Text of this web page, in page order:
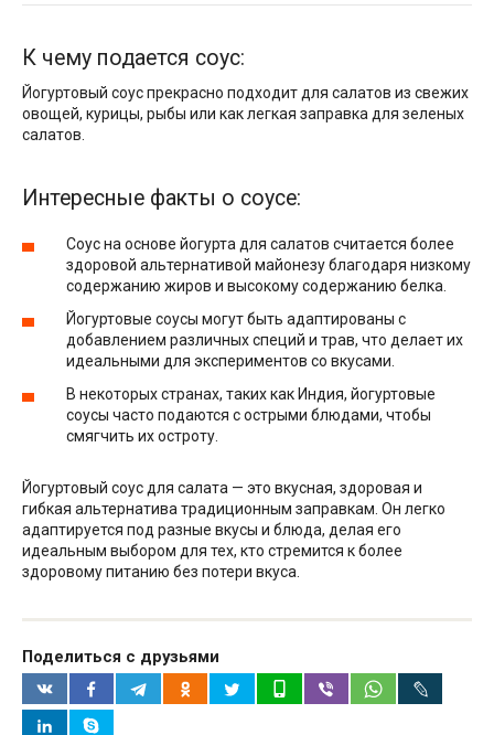
К чему подается соус:
Йогуртовый соус прекрасно подходит для салатов из свежих
овощей, курицы, рыбы или как легкая заправка для зеленых
салатов.
Интересные факты о соусе:
Соус на основе йогурта для салатов считается более
здоровой альтернативой майонезу благодаря низкому
содержанию жиров и высокому содержанию белка.
Йогуртовые соусы могут быть адаптированы с
добавлением различных специй и трав, что делает их
идеальными для экспериментов со вкусами.
В некоторых странах, таких как Индия, йогуртовые
соусы часто подаются с острыми блюдами, чтобы
смягчить их остроту.
Йогуртовый соус для салата — это вкусная, здоровая и
гибкая альтернатива традиционным заправкам. Он легко
адаптируется под разные вкусы и блюда, делая его
идеальным выбором для тех, кто стремится к более
здоровому питанию без потери вкуса.
Поделиться с друзьями